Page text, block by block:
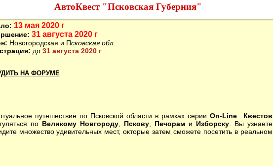
АвтоКвест "Псковская Губерния"
13 мая 2020 г
31 августа 2020 г
Новогородская и Псковская обл.
до 31 августа 2020 г
НА ФОРУМЕ
путешествие по Псковской области в рамках серииOn-Line Квестов
по Великому Новгороду, Пскову, Печорам и Изборску. Вы узнаете
множество удивительных мест, окторые затем сможете посетить в реальном